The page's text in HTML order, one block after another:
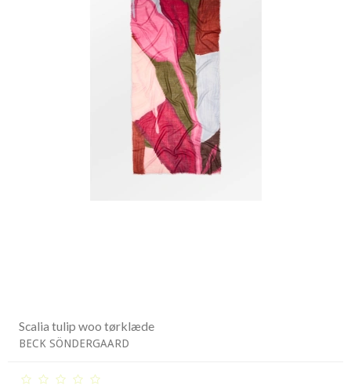
Scalia tulip woo tørklæde
BECK SÖNDERGAARD